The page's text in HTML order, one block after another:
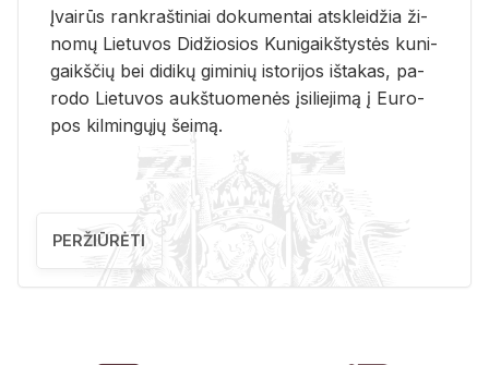
Įvai­rūs rank­raš­ti­niai do­ku­men­tai at­sklei­džia ži­
no­mų Lie­tu­vos Di­džio­sios Ku­ni­gaikš­tys­tės ku­ni­
gaikš­čių bei di­di­kų gi­mi­nių is­to­ri­jos iš­ta­kas, pa­
ro­do Lie­tu­vos aukš­tuo­me­nės įsi­lie­ji­mą į Eu­ro­
pos kil­min­gų­jų šei­mą.
PERŽIŪRĖTI